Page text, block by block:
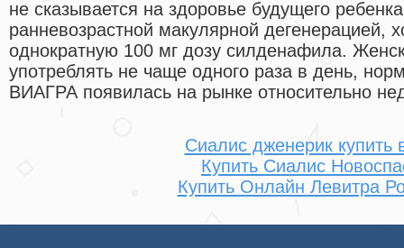
не сказывается на здоровье будущего
ранневозрастной макулярной дегенерацией,
однократную 100 мг дозу силденафила.
употреблять не чаще одного раза в день,
ВИАГРА появилась на рынке относительно
Сиалис дженерик купить
Купить Сиалис
Купить Онлайн Левитра